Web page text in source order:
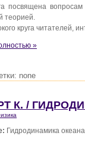
посвящена
теорией.
круга читателей,
»
none
К. /
Гидродинамика